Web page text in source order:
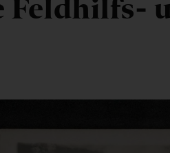
Feldhilfs-